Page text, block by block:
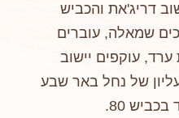
דריג'את והכביש
שמאלה, עוברים
עוקפים יישוב
של נחל באר שבע
80.